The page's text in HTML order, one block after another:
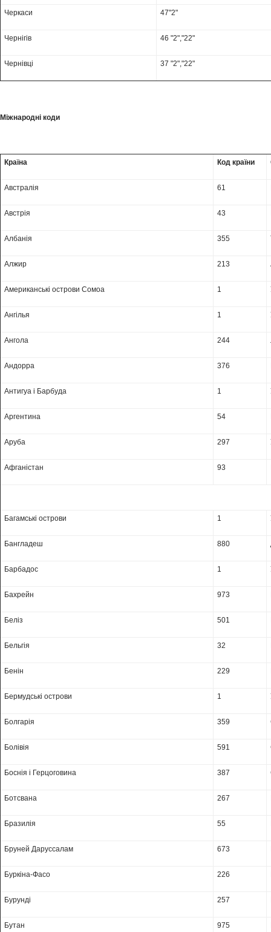
Черкаси 47"2"
Чернігів 46 "2","22"
Чернівці 37 "2","22"
Міжнародні коди
Країна Код країни
Австралія 61
Австрія 43
Албанія 355
Алжир 213
Американські острови Сомоа 1
Ангілья 1
Ангола 244
Андорра 376
Антигуа і Барбуда 1
Аргентина 54
Аруба 297
Афганістан 93
Багамські острови 1
Бангладеш 880
Барбадос 1
Бахрейн 973
Беліз 501
Бельгія 32
Бенін 229
Бермудські острови 1
Болгарія 359
Болівія 591
Боснія і Герцоговина 387
Ботсвана 267
Бразилія 55
Бруней Даруссалам 673
Буркіна-Фасо 226
Бурунді 257
Бутан 975